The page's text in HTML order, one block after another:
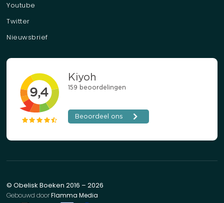
Youtube
Twitter
Nieuwsbrief
© Obelisk Boeken 2016 – 2026
Gebouwd doorFlamma Media